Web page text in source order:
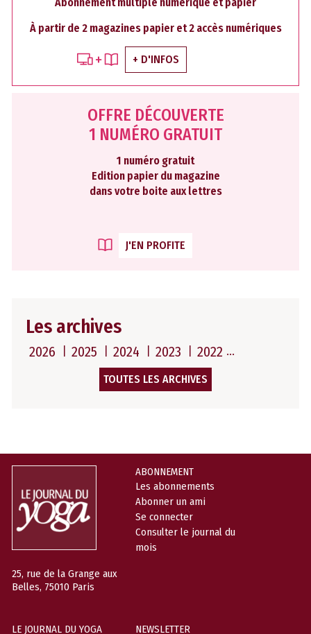
À partir de 2 magazines papier et 2 accès numériques
+ D'INFOS
OFFRE DÉCOUVERTE
1 NUMÉRO GRATUIT
1 numéro gratuit
Edition papier du magazine
dans votre boite aux lettres
J'EN PROFITE
Les archives
2026 2025 2024 2023 2022
TOUTES LES ARCHIVES
25, rue de la Grange aux
Belles, 75010 Paris
ABONNEMENT
Les abonnements
Abonner un ami
Se connecter
Consulter le journal du
mois
LE JOURNAL DU YOGA NEWSLETTER